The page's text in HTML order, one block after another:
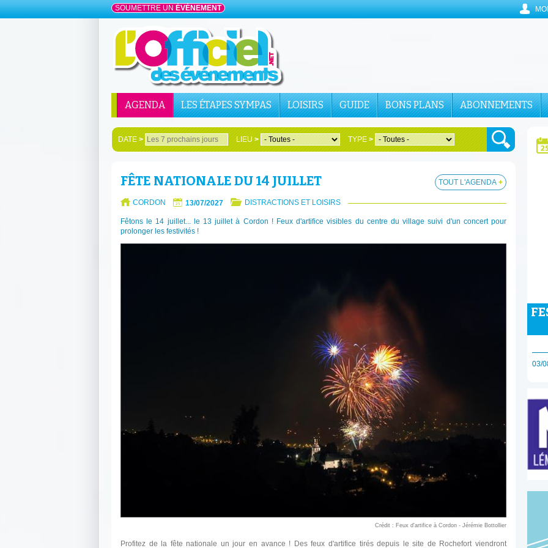
SOUMETTRE UN ÉVÉNEMENT
AGENDA LES ÉTAPES SYMPAS LOISIRS GUIDE BONS PLANS ABONNEMENTS
DATE> LIEU> TYPE>
FÊTE NATIONALE DU 14 JUILLET TOUT L'AGENDA +
CORDON 13/07/2027 DISTRACTIONS ET LOISIRS
Fêtons le 14 juillet... le 13 juillet à Cordon ! Feux d'artifice visibles du centre du village suivi d'un concert pour
prolonger les festivités !
Crédit : Feux d'artifice à Cordon - Jérémie Bottollier
Profitez de la fête nationale un jour en avance ! Des feux d'artifice tirés depuis le site de Rochefort viendront
03/